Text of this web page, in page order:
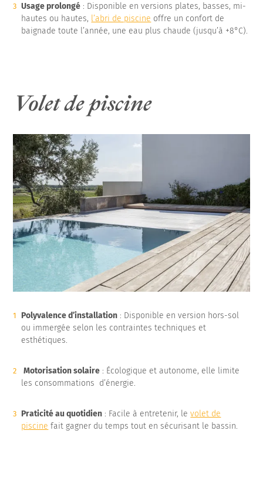
Usage prolongé : Disponible en versions plates, basses, mi-
hautes ou hautes, l’abri de piscine offre un confort de
baignade toute l’année, une eau plus chaude (jusqu’à +8°C).
Volet de piscine
Polyvalence d’installation : Disponible en version hors-sol
ou immergée selon les contraintes techniques et
esthétiques.
Motorisation solaire : Écologique et autonome, elle limite
les consommations d’énergie.
Praticité au quotidien : Facile à entretenir, levolet de
piscine fait gagner du temps tout en sécurisant le bassin.